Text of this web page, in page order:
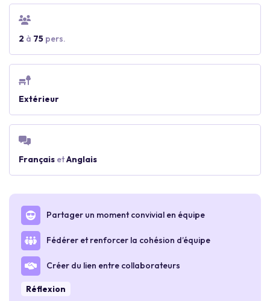
2 à 75 pers.
Extérieur
Français etAnglais
Partager un moment convivial en équipe
Fédérer et renforcer la cohésion d’équipe
Créer du lien entre collaborateurs
Réflexion